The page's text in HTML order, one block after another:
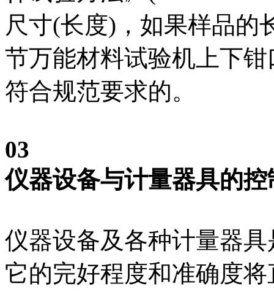
尺寸(长度)，如果样品的
节万能材料试验机上下
符合规范要求的。
03
仪器设备与计量器具的控
仪器设备及各种计量器
它的完好程度和准确度